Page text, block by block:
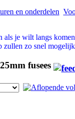
en onderdelen
als je wilt langs
zullen zo snel
fusees